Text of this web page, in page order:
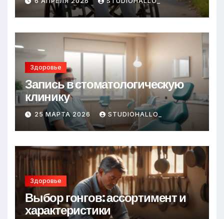
Здоровье
Запись в стоматологическую
клинику
25 МАРТА 2026 STUDIOHALLO_
Здоровье
Выбор гонгов: ассортимент и
характеристики